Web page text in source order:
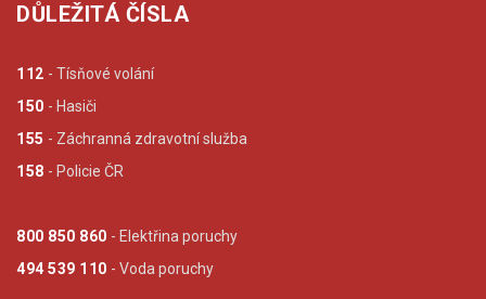
DŮLEŽITÁ ČÍSLA
112 - Tísňové volání
150 - Hasiči
155 - Záchranná zdravotní služba
158 - Policie ČR
800 850 860 - Elektřina poruchy
494 539 110 - Voda poruchy